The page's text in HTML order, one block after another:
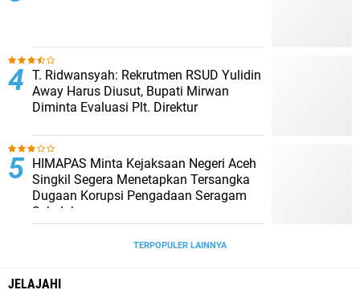
T. Ridwansyah: Rekrutmen RSUD Yulidin
Away Harus Diusut, Bupati Mirwan
Diminta Evaluasi Plt. Direktur
HIMAPAS Minta Kejaksaan Negeri Aceh
Singkil Segera Menetapkan Tersangka
Dugaan Korupsi Pengadaan Seragam
Sekolah
TERPOPULER LAINNYA
JELAJAHI